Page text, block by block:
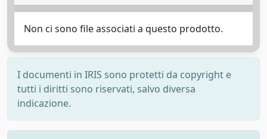
Non ci sono file associati a questo prodotto.
I documenti in IRIS sono protetti da copyright e
tutti i diritti sono riservati, salvo diversa
indicazione.